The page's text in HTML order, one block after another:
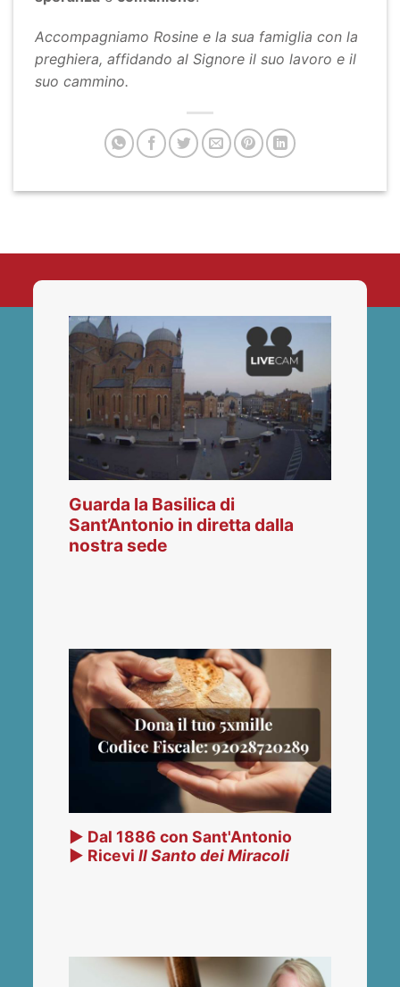
Accompagniamo Rosine e la sua famiglia con la
preghiera, affidando al Signore il suo lavoro e il
suo cammino.
Guarda la Basilica di
Sant’Antonio in diretta dalla
nostra sede
▶ Dal 1886 con Sant'Antonio
▶ RiceviIl Santo dei Miracoli